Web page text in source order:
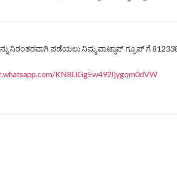
ನಿರಂತರವಾಗಿ ಪಡೆಯಲು ನಿಮ್ಮ ವಾಟ್ಸಾಪ್ ಗ್ರೂಪ್ ಗೆ
KN8LiGgEw492Ijygqm0dVW